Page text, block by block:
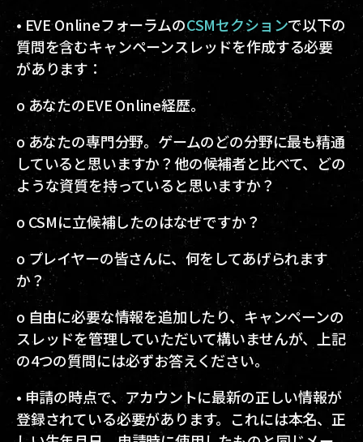
• EVE OnlineフォーラムのCSMセクションで以下の
質問を含むキャンペーンスレッドを作成する必要
があります：
o あなたのEVE Online経歴。
o あなたの専門分野。ゲームのどの分野に最も精通
していると思いますか？他の候補者と比べて、どの
ような資質を持っていると思いますか？
o CSMに立候補したのはなぜですか？
o プレイヤーの皆さんに、何をしてあげられます
か？
o 自由に必要な情報を追加したり、キャンペーンの
スレッドを管理していただいて構いませんが、上記
の4つの質問には必ずお答えください。
• 申請の時点で、アカウントに最新の正しい情報が
登録されている必要があります。これには本名、正